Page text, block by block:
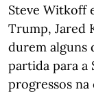
Steve Witkoff
Trump, Jared
durem alguns
partida para a
progressos